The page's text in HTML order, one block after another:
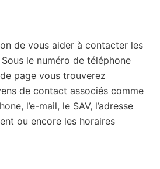
de vous aider à contacter les
le numéro de téléphone
page vous trouverez
de contact associés comme
l’e-mail, le SAV, l’adresse
ou encore les horaires